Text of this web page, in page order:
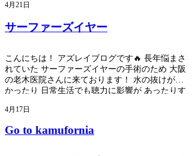
出血は あるものの、鼓膜がしっかり 見えたこと
放された事が 本当に嬉しいです😂 中西先生、本
ィーク中のスクールのご予約は 一旦受けており
ますが 個人的に耳の状態と波の状況で 難しいと
判断した場合は リスケさせていただく事もある
かと思います🙇🏼‍♂️ 臨機応変に対応させていただ
チングに関しましては 明日から復帰して ゴール
お願いします🔥 ゴールデンウィーク中の予約も
4月21日
サーファーズイヤー
こんにちは！ アズレイブログです🔥 長年悩まさ
れていた サーファーズイヤーの手術のため 大阪
の老木医院さんに来ております！ 水の抜けが悪
かったり 日常生活でも聴力に影響が あったりす
術をしてくれる中西先生は 今までに沢山のサー
ファーズイヤーの 手術をされた先生なので 安心
してお任せできます😊 また術後落ち着いたら 内
4月17日
Go to kamufornia